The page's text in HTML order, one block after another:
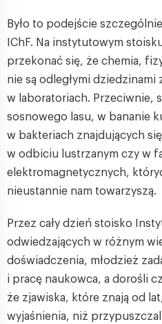
Było to podejście
IChF. Na instytutowym
przekonać się, że chemia,
nie są odległymi dziedzinami
w laboratoriach. Przeciwnie,
sosnowego lasu, w bananie
w bakteriach znajdujących
w odbiciu lustrzanym czy w
elektromagnetycznych,
nieustannie nam towarzyszą.
Przez cały dzień stoisko
odwiedzających w różnym
doświadczenia, młodzież
i pracę naukowca, a dorośli
że zjawiska, które znają od
wyjaśnienia, niż